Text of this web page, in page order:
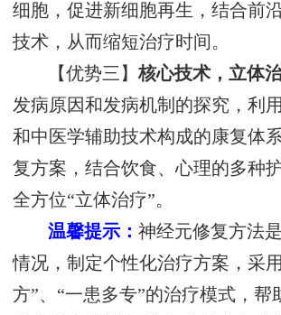
细胞，促进新细胞再生，结合前
技术，从而缩短治疗时间。
【优势三】核心技术，立体
发病原因和发病机制的探究，利
和中医学辅助技术构成的康复体
复方案，结合饮食、心理的多种
全方位“立体治疗”。
温馨提示：神经元修复方法
情况，制定个性化治疗方案，采
方”、“一患多专”的治疗模式，帮